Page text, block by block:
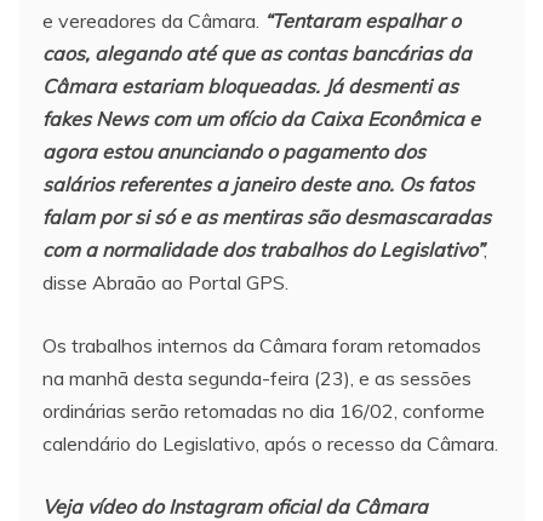
e vereadores da Câmara. “Tentaram espalhar o
caos, alegando até que as contas bancárias da
Câmara estariam bloqueadas. Já desmenti as
fakes News com um ofício da Caixa Econômica e
agora estou anunciando o pagamento dos
salários referentes a janeiro deste ano. Os fatos
falam por si só e as mentiras são desmascaradas
com a normalidade dos trabalhos do Legislativo”,
disse Abraão ao Portal GPS.
Os trabalhos internos da Câmara foram retomados
na manhã desta segunda-feira (23), e as sessões
ordinárias serão retomadas no dia 16/02, conforme
calendário do Legislativo, após o recesso da Câmara.
Veja vídeo do Instagram oficial da Câmara